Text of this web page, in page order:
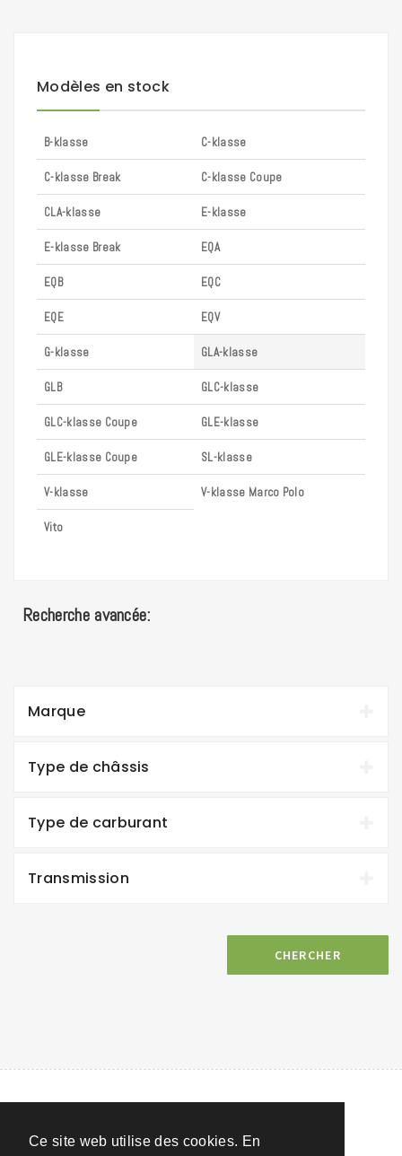
Ce site web utilise des cookies. En
Modèles en stock
B-klasse C-klasse
C-klasse Break C-klasse Coupe
CLA-klasse E-klasse
E-klasse Break EQA
EQB EQC
EQE EQV
G-klasse GLA-klasse
GLB GLC-klasse
GLC-klasse Coupe GLE-klasse
GLE-klasse Coupe SL-klasse
V-klasse V-klasse Marco Polo
Vito
Recherche avancée:
Marque
Type de châssis
Type de carburant
Transmission
CHERCHER